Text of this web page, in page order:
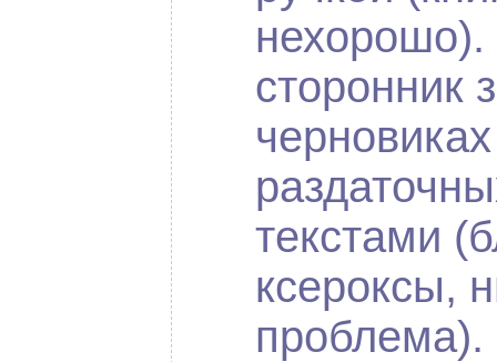
сторонник
текстами
ксероксы,
проблема).